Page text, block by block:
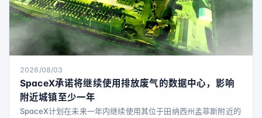
2026/08/03
SpaceX承诺将继续使用排放废气的数据中心，影响
附近城镇至少一年
SpaceX计划在未来一年内继续使用其位于田纳西州孟菲斯附近的